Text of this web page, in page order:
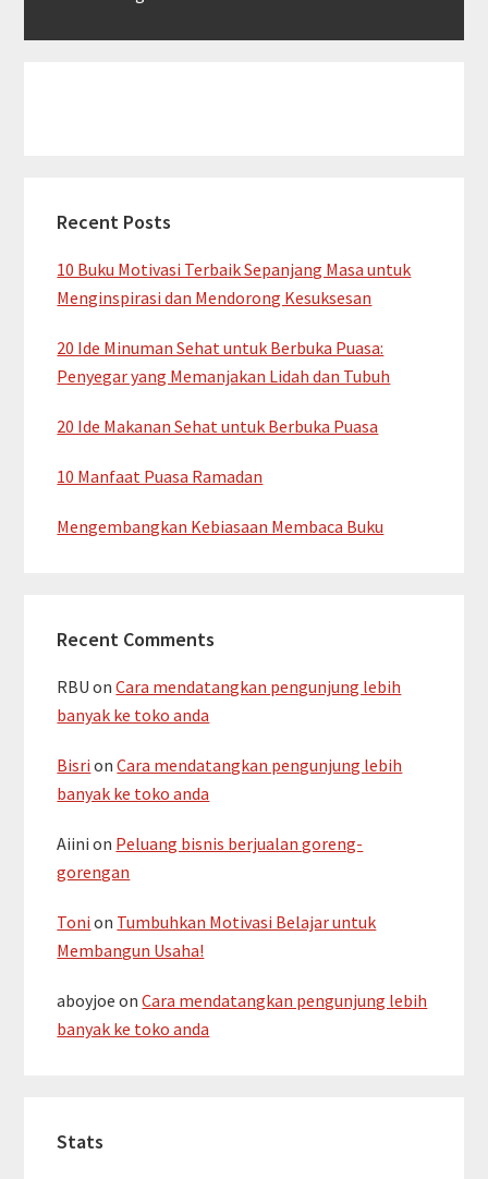
Recent Posts
10 Buku Motivasi Terbaik Sepanjang Masa untuk
Menginspirasi dan Mendorong Kesuksesan
20 Ide Minuman Sehat untuk Berbuka Puasa:
Penyegar yang Memanjakan Lidah dan Tubuh
20 Ide Makanan Sehat untuk Berbuka Puasa
10 Manfaat Puasa Ramadan
Mengembangkan Kebiasaan Membaca Buku
Recent Comments
RBU onCara mendatangkan pengunjung lebih
banyak ke toko anda
Bisri onCara mendatangkan pengunjung lebih
banyak ke toko anda
Aiini on Peluang bisnis berjualan goreng-
gorengan
Toni on Tumbuhkan Motivasi Belajar untuk
Membangun Usaha!
aboyjoe onCara mendatangkan pengunjung lebih
banyak ke toko anda
Stats